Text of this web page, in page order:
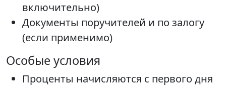
включительно)
Документы поручителей и по залогу
(если применимо)
Особые условия
Проценты начисляются с первого дня